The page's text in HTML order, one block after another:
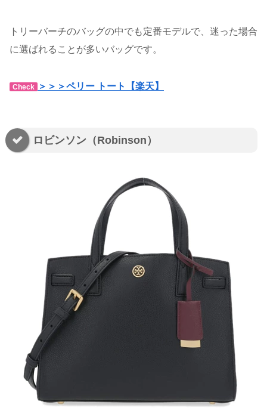
トリーバーチのバッグの中でも定番モデルで、迷った場合
に選ばれることが多いバッグです。
Check ＞＞＞ペリー トート【楽天】
ロビンソン（Robinson）